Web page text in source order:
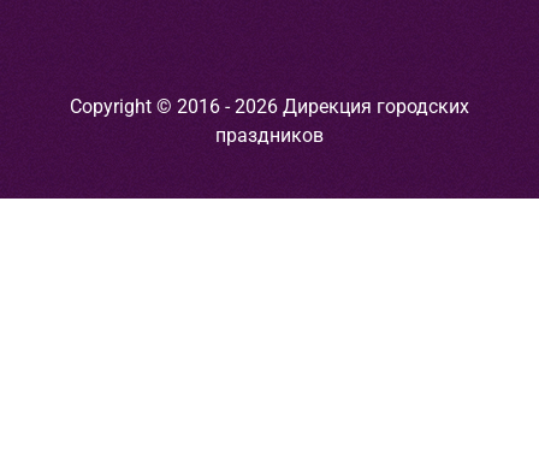
Copyright © 2016 - 2026 Дирекция городских
праздников